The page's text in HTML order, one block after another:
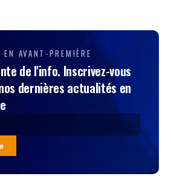
AVANT-PREMIÈRE
de l'info. Inscrivez-vous
dernières actualités en